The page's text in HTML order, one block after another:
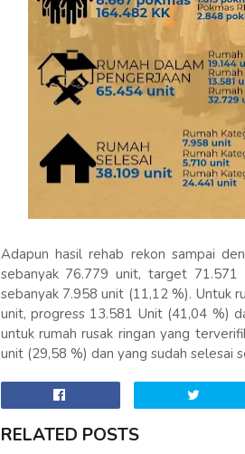
Adapun hasil rehab rekon sampai
sebanyak 76.779 unit, target
sebanyak 7.958 unit (11,12 %). Untuk
unit, progress 13.581 Unit (41,04 %)
untuk rumah rusak ringan yang
unit (29,58 %) dan yang sudah selesai
RELATED POSTS